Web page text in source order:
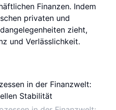
Finanzen. Indem
privaten und
zieht,
und Verlässlichkeit.